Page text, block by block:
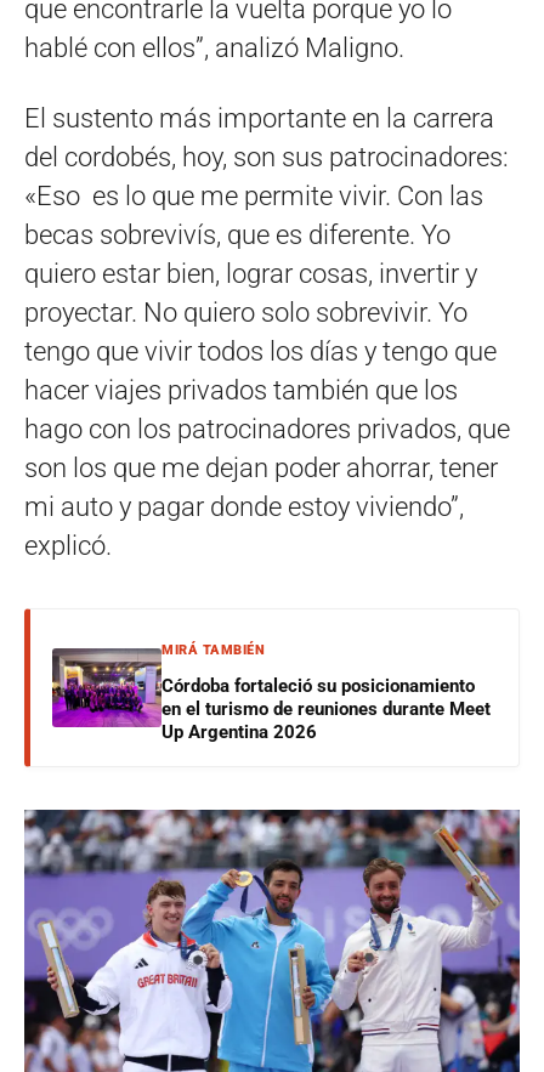
que encontrarle la vuelta porque yo lo
hablé con ellos”, analizó Maligno.
El sustento más importante en la carrera
del cordobés, hoy, son sus patrocinadores:
«Eso es lo que me permite vivir. Con las
becas sobrevivís, que es diferente. Yo
quiero estar bien, lograr cosas, invertir y
proyectar. No quiero solo sobrevivir. Yo
tengo que vivir todos los días y tengo que
hacer viajes privados también que los
hago con los patrocinadores privados, que
son los que me dejan poder ahorrar, tener
mi auto y pagar donde estoy viviendo”,
explicó.
MIRÁ TAMBIÉN
Córdoba fortaleció su posicionamiento
en el turismo de reuniones durante Meet
Up Argentina 2026